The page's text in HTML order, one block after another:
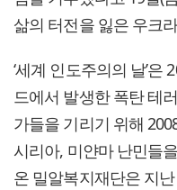
삶의 터전을 잃은 우크
‘세계 인도주의의 날’은
드에서 발생한 폭탄 테
가들을 기리기 위해
시리아, 미얀마 난민들
온 밀알복지재단은 지